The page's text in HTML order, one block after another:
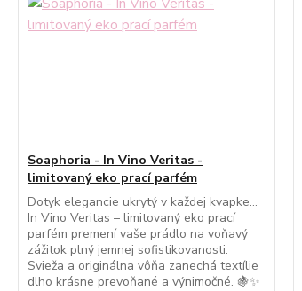
Soaphoria - In Vino Veritas -
limitovaný eko prací parfém
Dotyk elegancie ukrytý v každej kvapke…
In Vino Veritas – limitovaný eko prací
parfém premení vaše prádlo na voňavý
zážitok plný jemnej sofistikovanosti.
Svieža a originálna vôňa zanechá textílie
dlho krásne prevoňané a výnimočné. 🍇✨